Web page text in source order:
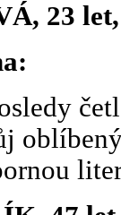
23 let,